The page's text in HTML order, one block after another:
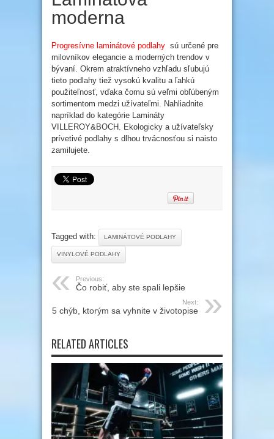
moderna
Progresívne laminátové podlahy sú určené pre
milovníkov elegancie a moderných trendov v
bývaní. Okrem atraktívneho vzhľadu sľubujú
tieto podlahy tiež vysokú kvalitu a ľahkú
použiteľnosť, vďaka čomu sú veľmi obľúbeným
sortimentom medzi užívateľmi. Nahliadnite
napríklad do kategórie Lamináty
VILLEROY&BOCH. Ekologicky a užívateľsky
prívetivé podlahy s dlhou trvácnosťou si naisto
zamilujete.
Tagged with: LAMINÁTOVÉ PODLAHY
VINYLOVÉ PODLAHY
Previous:
Čo robiť, aby ste spali lepšie
Next:
5 chýb, ktorým sa vyhnite v životopise
RELATED ARTICLES